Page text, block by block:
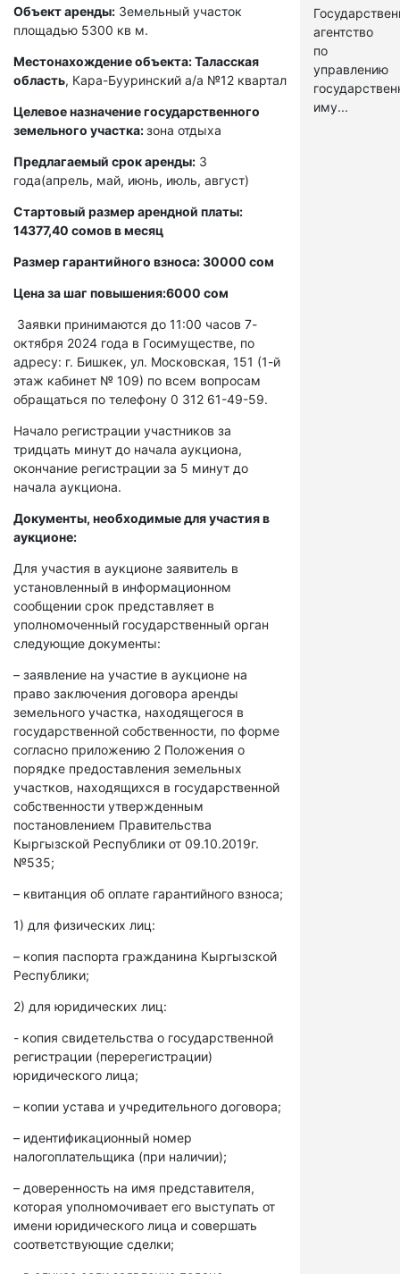
Объект аренды: Земельный участок
площадью 5300 кв м.
Местонахождение объекта: Таласская
область, Кара-Бууринский а/а №12 квартал
Целевое назначение государственного
земельного участка:зона отдыха
Предлагаемый срок аренды: 3
года(апрель, май, июнь, июль, август)
Стартовый размер арендной платы:
14377,40 сомов в месяц
Размер гарантийного взноса: 30000 сом
Цена за шаг повышения:6000 сом
Заявки принимаются до 11:00 часов 7-
октября 2024 года в Госимуществе, по
адресу: г. Бишкек, ул. Московская, 151 (1-й
этаж кабинет № 109) по всем вопросам
обращаться по телефону 0 312 61-49-59.
Начало регистрации участников за
тридцать минут до начала аукциона,
окончание регистрации за 5 минут до
начала аукциона.
Документы, необходимые для участия в
аукционе:
Для участия в аукционе заявитель в
установленный в информационном
сообщении срок представляет в
уполномоченный государственный орган
следующие документы:
– заявление на участие в аукционе на
право заключения договора аренды
земельного участка, находящегося в
государственной собственности, по форме
согласно приложению 2 Положения о
порядке предоставления земельных
участков, находящихся в государственной
собственности утвержденным
постановлением Правительства
Кыргызской Республики от 09.10.2019г.
№535;
– квитанция об оплате гарантийного взноса;
1) для физических лиц:
– копия паспорта гражданина Кыргызской
Республики;
2) для юридических лиц:
- копия свидетельства о государственной
регистрации (перерегистрации)
юридического лица;
– копии устава и учредительного договора;
– идентификационный номер
налогоплательщика (при наличии);
– доверенность на имя представителя,
которая уполномочивает его выступать от
имени юридического лица и совершать
соответствующие сделки;
агентство
по
управлению
иму...